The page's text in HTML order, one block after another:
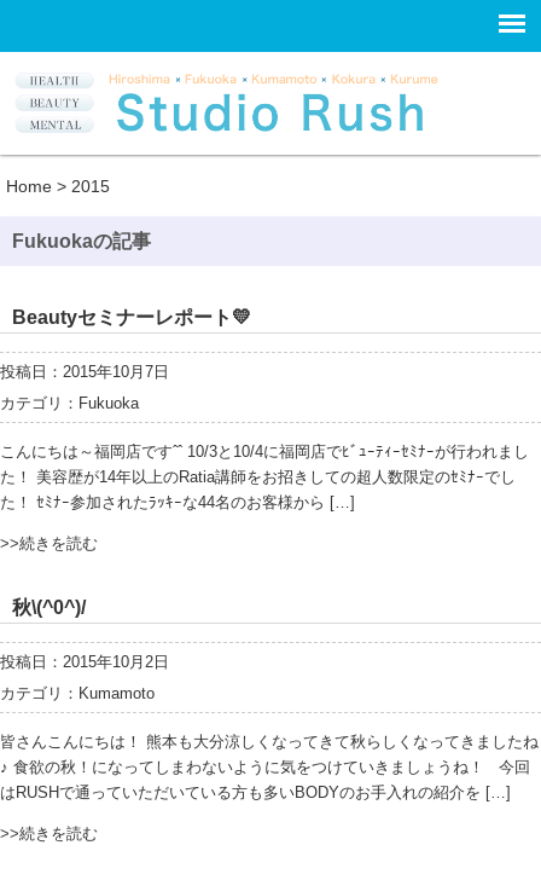
Home > 2015
Fukuokaの記事
Beautyセミナーレポート💛
投稿日：2015年10月7日
カテゴリ： Fukuoka
こんにちは～福岡店ですˆˆ 10/3と10/4に福岡店でﾋﾞｭｰﾃｨｰｾﾐﾅｰが行われまし
た！ 美容歴が14年以上のRatia講師をお招きしての超人数限定のｾﾐﾅｰでし
た！ ｾﾐﾅｰ参加されたﾗｯｷｰな44名のお客様から […]
>>続きを読む
秋\(^0^)/
投稿日：2015年10月2日
カテゴリ： Kumamoto
皆さんこんにちは！ 熊本も大分涼しくなってきて秋らしくなってきましたね
♪ 食欲の秋！になってしまわないように気をつけていきましょうね！ 今回
はRUSHで通っていただいている方も多いBODYのお手入れの紹介を […]
>>続きを読む